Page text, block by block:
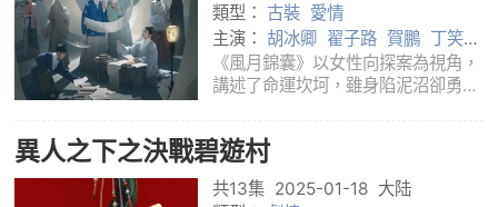
類型： 古裝 愛情
主演： 胡冰卿 翟子路 賀鵬 丁笑瀅
馮筱童 李嘉鑫 翟宇佳 孫雅麗 劉
長德 張曉晨
《風月錦囊》以女性向探案為視角，
講述了命運坎坷，雖身陷泥沼卻勇於
雨攜手探案。他們參與的多起案件多
涉及女性，每當看到案件中的可憐女
子，他們
異人之下之決戰碧遊村
共13集 2025-01-18 大陆